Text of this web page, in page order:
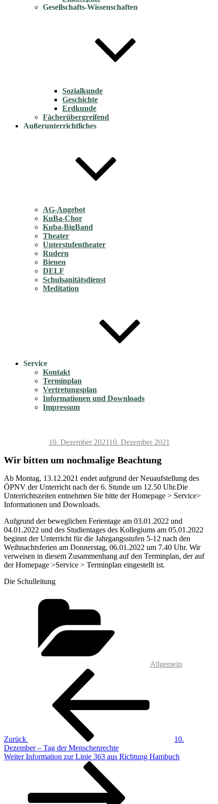
Gesellschafts-Wissenschaften
Sozialkunde
Geschichte
Erdkunde
Fächerübergreifend
Außerunterrichtliches
AG-Angebot
KuBa-Chor
Kuba-BigBand
Theater
Unterstufentheater
Rudern
Bienen
DELF
Schulsanitätsdienst
Meditation
Service
Kontakt
Terminplan
Vertretungsplan
Informationen und Downloads
Impressum
Veröffentlicht
10. Dezember 202110. Dezember 2021
Wir bitten um nochmalige Beachtung
Ab Montag, 13.12.2021 endet aufgrund der Neuaufstellung des
ÖPNV der Unterricht nach der 6. Stunde um 12.50 Uhr.Die
Unterrichtszeiten entnehmen Sie bitte der Homepage > Service>
Informationen und Downloads.
Aufgrund der beweglichen Ferientage am 03.01.2022 und
04.01.2022 und des Studientages des Kollegiums am 05.01.2022
beginnt der Unterricht für die Jahrgangsstufen 5-12 nach den
Weihnachtsferien am Donnerstag, 06.01.2022 um 7.40 Uhr. Wir
verweisen in diesem Zusammenhang auf den Terminplan, der auf
der Homepage >Service > Terminplan eingestellt ist.
Die Schulleitung
Allgemein
Beitragsnavigation
Zurück
10.
Dezember – Tag der Menschenrechte
Nächster
Weiter Information zur Linie 363 aus Richtung Hambuch